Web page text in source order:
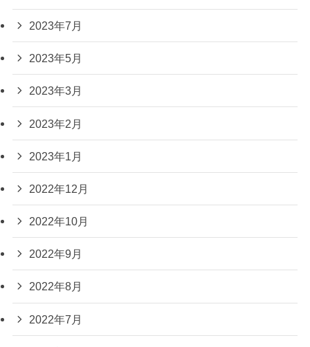
2023年7月
2023年5月
2023年3月
2023年2月
2023年1月
2022年12月
2022年10月
2022年9月
2022年8月
2022年7月